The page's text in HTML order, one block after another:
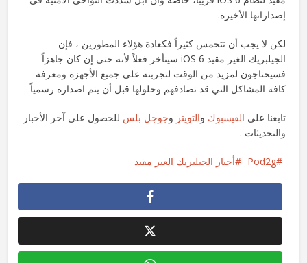
إصداراتها الأخيرة.
لكن لا يجب أن نتحمس كثيراً فكعادة هؤلاء المطورين ، فإن
الجيلبريك الغير مقيد iOS 6 سيتأخر فعلاً لأنه حتى إن كان جاهزاً
فسيحتاجون لمزيد من الوقت لتجربته على جميع الأجهزة ومعرفة
كافة المشاكل التي قد تصادفهم وحلولها قبل أن يتم اصداره رسمياً
تابعنا على الفيسبوك والتويتر وجوجل بلس للحصول على آخر الأخبار
والتحديثات .
Pod2g أخبار الجيلبريك الغير مقيد